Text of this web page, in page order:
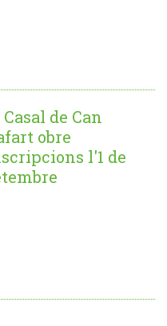
de Can
obre
l'1 de